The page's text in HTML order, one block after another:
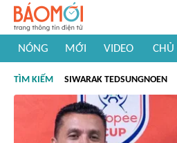
NÓNG MỚI VIDEO CHỦ
#Khám phá Việt Nam
#Khám phá thế giới
TÌM KIẾM SIWARAK TEDSUNGNOEN